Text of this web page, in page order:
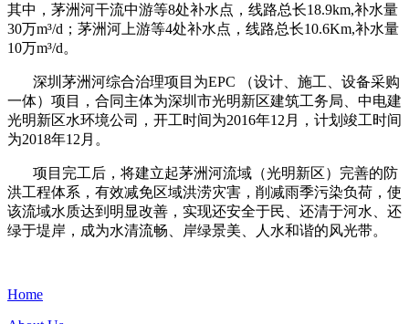
其中，茅洲河干流中游等8处补水点，线路总长18.9km,补水量
30万m³/d；茅洲河上游等4处补水点，线路总长10.6Km,补水量
10万m³/d。
深圳茅洲河综合治理项目为EPC （设计、施工、设备采购
一体）项目，合同主体为深圳市光明新区建筑工务局、中电建
光明新区水环境公司，开工时间为2016年12月，计划竣工时间
为2018年12月。
项目完工后，将建立起茅洲河流域（光明新区）完善的防
洪工程体系，有效减免区域洪涝灾害，削减雨季污染负荷，使
该流域水质达到明显改善，实现还安全于民、还清于河水、还
绿于堤岸，成为水清流畅、岸绿景美、人水和谐的风光带。
Home